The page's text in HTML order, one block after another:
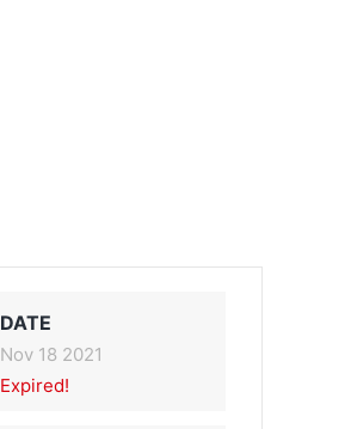
DATE
Nov 18 2021
Expired!